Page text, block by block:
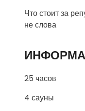
Что стоит за
не слова
25 часов
4 сауны